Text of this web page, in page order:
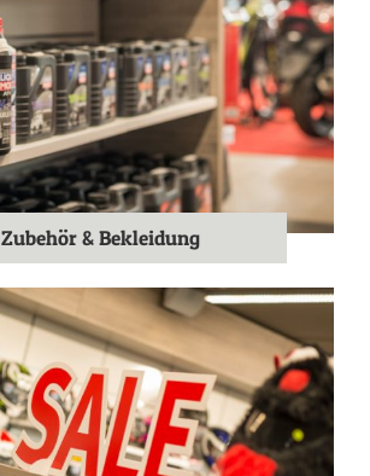
Zubehör & Bekleidung